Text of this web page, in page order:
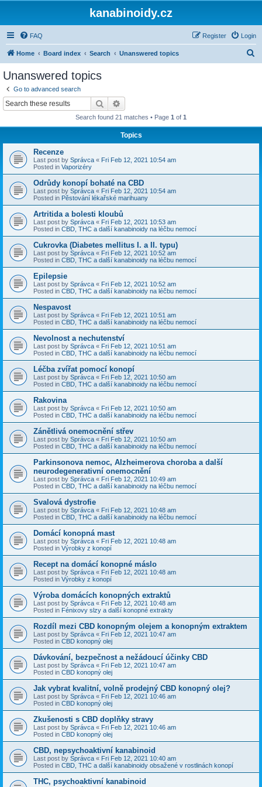
kanabinoidy.cz
FAQ Login
Register
Home Board index Search Unanswered topics
Unanswered topics
Go to advanced search
Search
Search found 21 matches • Page 1 of 1
Topics
Recenze
Last post by Správca « Fri Feb 12, 2021 10:54 am
Posted in Vaporizéry
Odrůdy konopí bohaté na CBD
Last post by Správca « Fri Feb 12, 2021 10:54 am
Posted in Pěstování lékařské marihuany
Artritida a bolesti kloubů
Last post by Správca « Fri Feb 12, 2021 10:53 am
Posted in CBD, THC a další kanabinoidy na léčbu nemocí
Cukrovka (Diabetes mellitus I. a II. typu)
Last post by Správca « Fri Feb 12, 2021 10:52 am
Posted in CBD, THC a další kanabinoidy na léčbu nemocí
Epilepsie
Last post by Správca « Fri Feb 12, 2021 10:52 am
Posted in CBD, THC a další kanabinoidy na léčbu nemocí
Nespavost
Last post by Správca « Fri Feb 12, 2021 10:51 am
Posted in CBD, THC a další kanabinoidy na léčbu nemocí
Nevolnost a nechutenství
Last post by Správca « Fri Feb 12, 2021 10:51 am
Posted in CBD, THC a další kanabinoidy na léčbu nemocí
Léčba zvířat pomocí konopí
Last post by Správca « Fri Feb 12, 2021 10:50 am
Posted in CBD, THC a další kanabinoidy na léčbu nemocí
Rakovina
Last post by Správca « Fri Feb 12, 2021 10:50 am
Posted in CBD, THC a další kanabinoidy na léčbu nemocí
Zánětlivá onemocnění střev
Last post by Správca « Fri Feb 12, 2021 10:50 am
Posted in CBD, THC a další kanabinoidy na léčbu nemocí
Parkinsonova nemoc, Alzheimerova choroba a další
neurodegenerativní onemocnění
Last post by Správca « Fri Feb 12, 2021 10:49 am
Posted in CBD, THC a další kanabinoidy na léčbu nemocí
Svalová dystrofie
Last post by Správca « Fri Feb 12, 2021 10:48 am
Posted in CBD, THC a další kanabinoidy na léčbu nemocí
Domácí konopná mast
Last post by Správca « Fri Feb 12, 2021 10:48 am
Posted in Výrobky z konopí
Recept na domácí konopné máslo
Last post by Správca « Fri Feb 12, 2021 10:48 am
Posted in Výrobky z konopí
Výroba domácích konopných extraktů
Last post by Správca « Fri Feb 12, 2021 10:48 am
Posted in Fénixovy slzy a další konopné extrakty
Rozdíl mezi CBD konopným olejem a konopným extraktem
Last post by Správca « Fri Feb 12, 2021 10:47 am
Posted in CBD konopný olej
Dávkování, bezpečnost a nežádoucí účinky CBD
Last post by Správca « Fri Feb 12, 2021 10:47 am
Posted in CBD konopný olej
Jak vybrat kvalitní, volně prodejný CBD konopný olej?
Last post by Správca « Fri Feb 12, 2021 10:46 am
Posted in CBD konopný olej
Zkušenosti s CBD doplňky stravy
Last post by Správca « Fri Feb 12, 2021 10:46 am
Posted in CBD konopný olej
CBD, nepsychoaktivní kanabinoid
Last post by Správca « Fri Feb 12, 2021 10:40 am
Posted in CBD, THC a další kanabinoidy obsažené v rostlinách konopí
THC, psychoaktivní kanabinoid